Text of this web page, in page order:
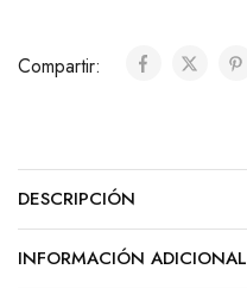
Compartir:
DESCRIPCIÓN
INFORMACIÓN ADICIONAL